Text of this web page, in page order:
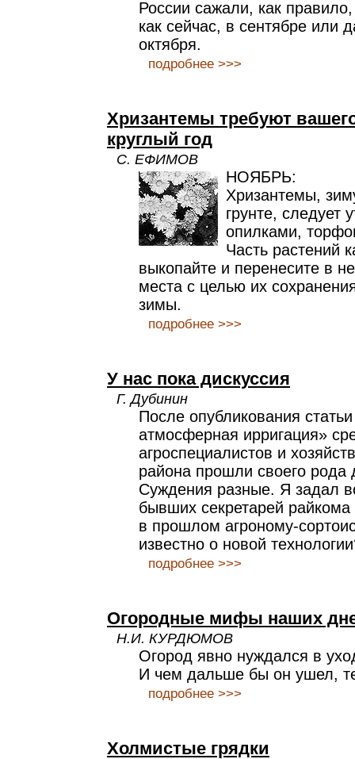
России сажали, как
как сейчас, в сентябре или
октября.
подробнее >>>
Хризантемы требуют
круглый год
С. ЕФИМОВ
НОЯБРЬ:
Хризантемы,
грунте, следует
опилками,
Часть растений
выкопайте и перенесите в
места с целью их
зимы.
подробнее >>>
У нас пока дискуссия
Г. Дубинин
После опубликования
атмосферная ирригация»
агроспециалистов и
района прошли своего рода
Суждения разные. Я задал
бывших секретарей
в прошлом агроному-
известно о новой
подробнее >>>
Огородные мифы наших
Н.И. КУРДЮМОВ
Огород явно нуждался в
И чем дальше бы он ушел,
подробнее >>>
Холмистые грядки